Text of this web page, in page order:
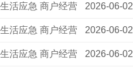
2026-06-02
活应急 商户经营
2026-06-02
活应急 商户经营
2026-06-02
活应急 商户经营